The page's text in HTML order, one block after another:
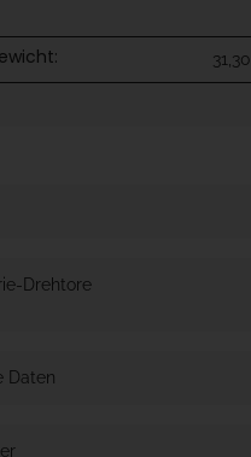
31,30
Drehtore
Daten